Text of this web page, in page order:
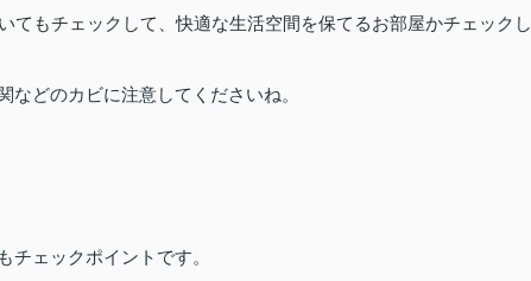
てもチェックして、快適な生活空間を保てるお部屋かチェックし
どのカビに注意してくださいね。
チェックポイントです。